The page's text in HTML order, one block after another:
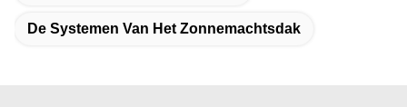
De Systemen Van Het Zonnemachtsdak